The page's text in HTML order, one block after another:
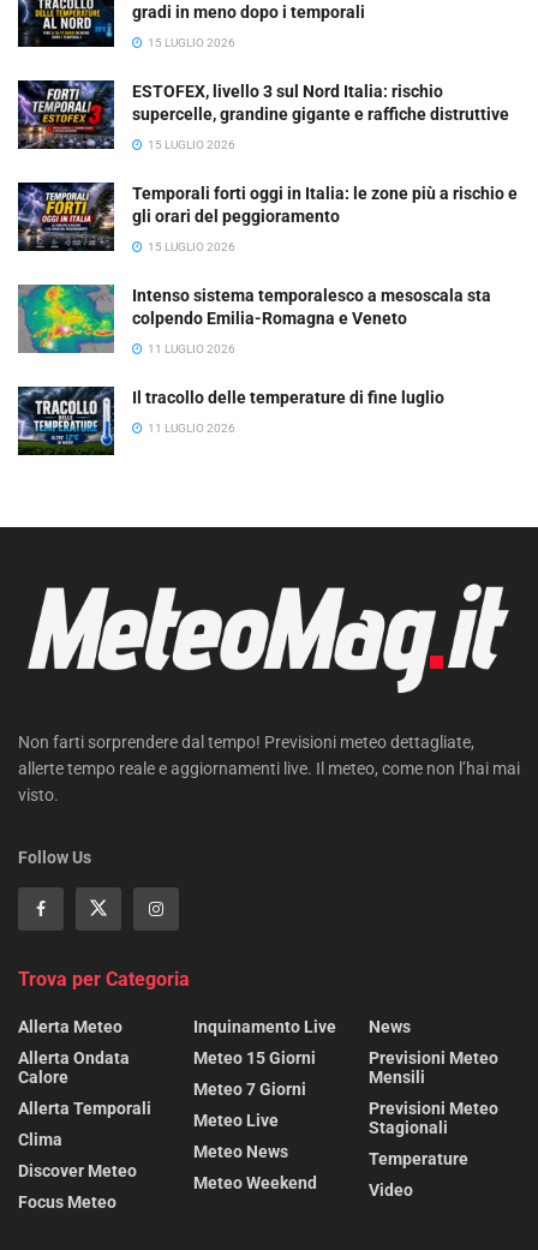
gradi in meno dopo i temporali
15 LUGLIO 2026
ESTOFEX, livello 3 sul Nord Italia: rischio
supercelle, grandine gigante e raffiche distruttive
15 LUGLIO 2026
Temporali forti oggi in Italia: le zone più a rischio e
gli orari del peggioramento
15 LUGLIO 2026
Intenso sistema temporalesco a mesoscala sta
colpendo Emilia-Romagna e Veneto
11 LUGLIO 2026
Il tracollo delle temperature di fine luglio
11 LUGLIO 2026
Non farti sorprendere dal tempo! Previsioni meteo dettagliate,
allerte tempo reale e aggiornamenti live. Il meteo, come non l’hai mai
visto.
Follow Us
Trova per Categoria
Allerta Meteo
Allerta Ondata
Calore
Allerta Temporali
Clima
Discover Meteo
Focus Meteo
Inquinamento Live
Meteo 15 Giorni
Meteo 7 Giorni
Meteo Live
Meteo News
Meteo Weekend
News
Previsioni Meteo
Mensili
Previsioni Meteo
Stagionali
Temperature
Video